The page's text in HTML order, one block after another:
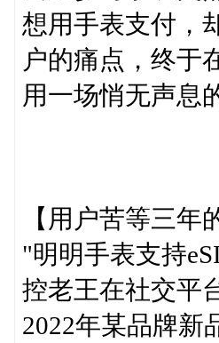
想用手表支付，
户的痛点，终于
用一场悄无声息
【用户苦等三年
"明明手表支持
控老王在社交平
2022年某品牌新